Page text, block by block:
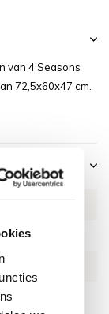
van 4 Seasons
72,5x60x47 cm.